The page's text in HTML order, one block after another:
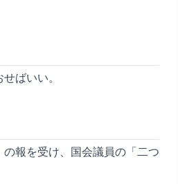
ばいい。
報を受け、国会議員の「二つ